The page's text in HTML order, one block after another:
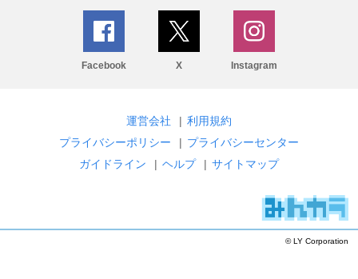
Facebook X Instagram
運営会社 | 利用規約
プライバシーポリシー
| プライバシーセンター
ガイドライン
| ヘルプ | サイトマップ
© LY Corporation